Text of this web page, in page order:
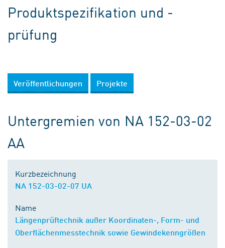
Produktspezifikation und -
prüfung
Veröffentlichungen Projekte
Untergremien von NA 152-03-02
AA
Kurzbezeichnung
NA 152-03-02-07 UA
Name
Längenprüftechnik außer Koordinaten-, Form- und
Oberflächenmesstechnik sowie Gewindekenngrößen